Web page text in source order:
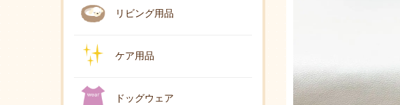
リビング用品
ケア用品
ドッグウェア